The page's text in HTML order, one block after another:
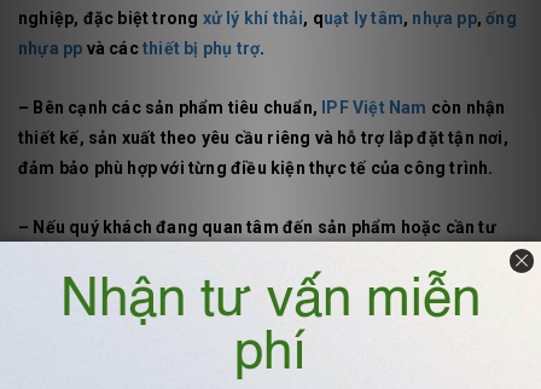
nghiệp, đặc biệt trong xử lý khí thải, quạt ly tâm, nhựa pp, ống
nhựa pp và các thiết bị phụ trợ.
– Bên cạnh các sản phẩm tiêu chuẩn, IPF Việt Nam còn nhận
thiết kế, sản xuất theo yêu cầu riêng và hỗ trợ lắp đặt tận nơi,
đảm bảo phù hợp với từng điều kiện thực tế của công trình.
– Nếu quý khách đang quan tâm đến sản phẩm hoặc cần tư
hỗ trợ nhanh chóng và chính xác.